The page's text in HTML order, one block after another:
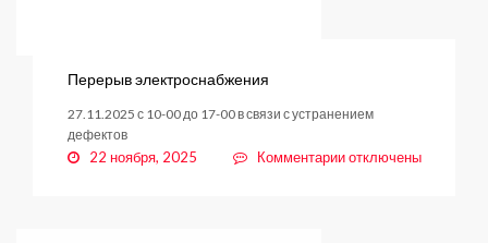
Перерыв электроснабжения
27.11.2025 с 10-00 до 17-00 в связи с устранением
дефектов
22 ноября, 2025 Комментариикотключены